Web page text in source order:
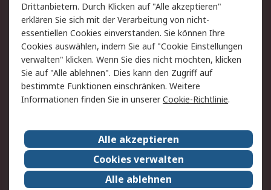
Rechtliches
AGB
Datenschutz
Cookie-Richtlinie
Zahlungsbedingungen
Copyright/Impressum
Über RS
Karriere bei RS
Nachhaltigkeit
Qualität/Umwelt/ZertifikatePresse-Center
Event-Center
Drittanbietern. Durch Klicken auf "Alle akzeptieren"
erklären Sie sich mit der Verarbeitung von nicht-
essentiellen Cookies einverstanden. Sie können Ihre
Cookies auswählen, indem Sie auf "Cookie Einstellungen
verwalten" klicken. Wenn Sie dies nicht möchten, klicken
Sie auf "Alle ablehnen". Dies kann den Zugriff auf
bestimmte Funktionen einschränken. Weitere
Informationen finden Sie in unsererCookie-Richtlinie.
Alle akzeptieren
Cookies verwalten
Alle ablehnen